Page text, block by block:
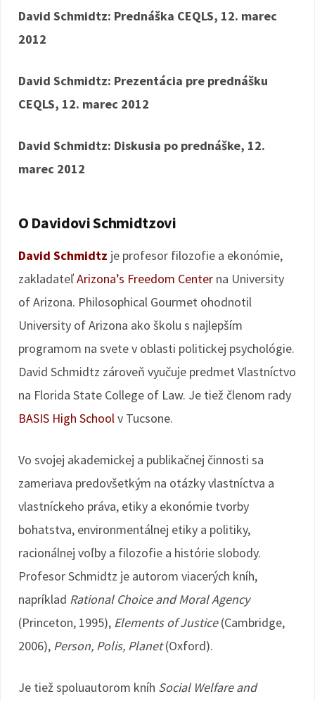
David Schmidtz: Prednáška CEQLS, 12. marec
2012
David Schmidtz: Prezentácia pre prednášku
CEQLS, 12. marec 2012
David Schmidtz: Diskusia po prednáške, 12.
marec 2012
O Davidovi Schmidtzovi
David Schmidtz je profesor filozofie a ekonómie,
zakladateľArizona’s Freedom Center na University
of Arizona. Philosophical Gourmet ohodnotil
University of Arizona ako školu s najlepším
programom na svete v oblasti politickej psychológie.
David Schmidtz zároveň vyučuje predmet Vlastníctvo
na Florida State College of Law. Je tiež členom rady
BASIS High Schoolv Tucsone.
Vo svojej akademickej a publikačnej činnosti sa
zameriava predovšetkým na otázky vlastníctva a
vlastníckeho práva, etiky a ekonómie tvorby
bohatstva, environmentálnej etiky a politiky,
racionálnej voľby a filozofie a histórie slobody.
Profesor Schmidtz je autorom viacerých kníh,
napríklad Rational Choice and Moral Agency
(Princeton, 1995), Elements of Justice(Cambridge,
2006), Person, Polis, Planet(Oxford).
Je tiež spoluautorom kníh Social Welfare and